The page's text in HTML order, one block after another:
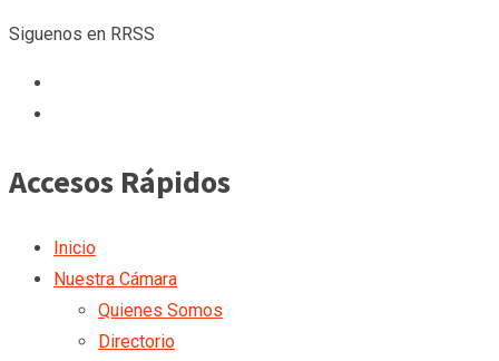
Siguenos en RRSS
Accesos Rápidos
Inicio
Nuestra Cámara
Quienes Somos
Directorio